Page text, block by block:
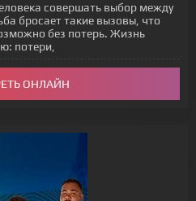
совершать выбор между
бросает такие вызовы, что
без потерь. Жизнь
потери,
ОНЛАЙН